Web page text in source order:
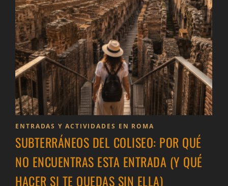
ENTRADAS Y ACTIVIDADES EN ROMA
SUBTERRÁNEOS DEL COLISEO: POR QUÉ
NO ENCUENTRAS ESTA ENTRADA (Y QUÉ
HACER SI TE QUEDAS SIN ELLA)